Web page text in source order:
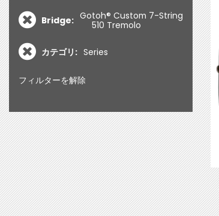
Bridge: Gotoh® Custom 7-String
510 Tremolo
カテゴリ: Series
フィルターを解除